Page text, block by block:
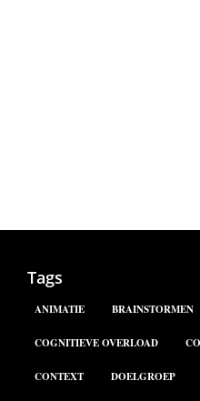
Tags
ANIMATIE BRAINSTORMEN
COGNITIEVE OVERLOAD
CONTEXT DOELGROEP